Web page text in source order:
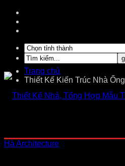
Trang chủ
Thiết Kế Kiến Trúc Nhà Ống